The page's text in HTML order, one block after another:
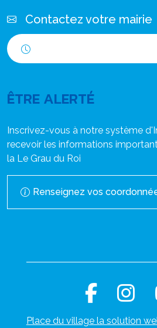
Contactez votre mairie
ÊTRE ALERTÉ
Inscrivez-vous à notre système
recevoir les informations
la Le Grau du Roi
Renseignez vos
Place du village la solution